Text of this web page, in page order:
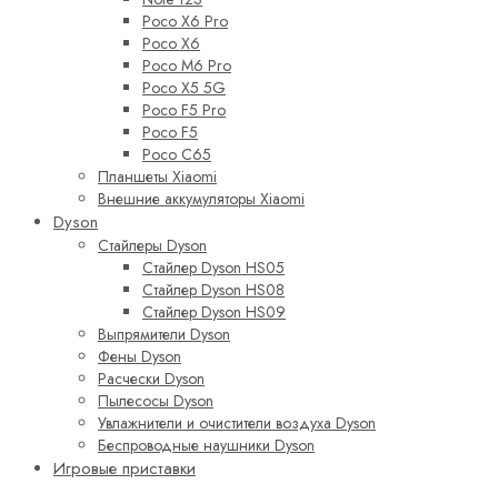
Poco X6 Pro
Poco X6
Poco M6 Pro
Poco X5 5G
Poco F5 Pro
Poco F5
Poco C65
Планшеты Xiaomi
Внешние аккумуляторы Xiaomi
Dyson
Стайлеры Dyson
Стайлер Dyson HS05
Стайлер Dyson HS08
Стайлер Dyson HS09
Выпрямители Dyson
Фены Dyson
Расчески Dyson
Пылесосы Dyson
Увлажнители и очистители воздуха Dyson
Беспроводные наушники Dyson
Игровые приставки